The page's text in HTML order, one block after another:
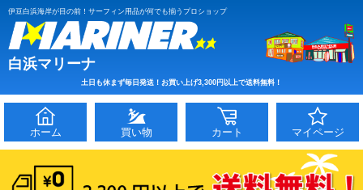
伊豆白浜海岸が目の前！サーフィン用品が何でも揃うプロショップ
白浜マリーナ
土日も休まず毎日発送！お買い上げ3,300円以上で送料無料！
ホーム 買い物 カート マイページ